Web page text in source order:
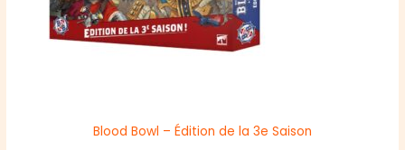
Blood Bowl – Édition de la 3e Saison